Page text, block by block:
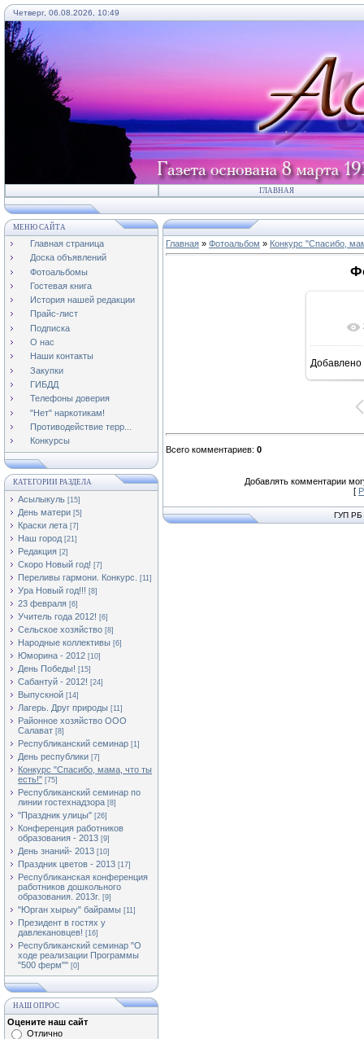
Четверг, 06.08.2026, 10:49
ГЛАВНАЯ
МЕНЮ САЙТА
Главная страница
Доска объявлений
Фотоальбомы
Гостевая книга
История нашей редакции
Прайс-лист
Подписка
О нас
Наши контакты
Закупки
ГИБДД
Телефоны доверия
"Нет" наркотикам!
Противодействие терр...
Конкурсы
КАТЕГОРИИ РАЗДЕЛА
Асылыкуль [15]
День матери [5]
Краски лета [7]
Наш город [21]
Редакция [2]
Скоро Новый год! [7]
Переливы гармони. Конкурс. [11]
Ура Новый год!!! [8]
23 февраля [6]
Учитель года 2012! [6]
Сельское хозяйство [8]
Народные коллективы [6]
Юморина - 2012 [10]
День Победы! [15]
Сабантуй - 2012! [24]
Выпускной [14]
Лагерь. Друг природы [11]
Районное хозяйство ООО
Салават [8]
Республиканский семинар [1]
День республики [7]
Конкурс "Спасибо, мама, что ты
есть!" [75]
Республиканский семинар по
линии гостехнадзора [8]
"Праздник улицы" [26]
Конференция работников
образования - 2013 [9]
День знаний- 2013 [10]
Праздник цветов - 2013 [17]
Республиканская конференция
работников дошкольного
образования. 2013г. [9]
"Юрган хырыу" байрамы [11]
Президент в гостях у
давлекановцев! [16]
Республиканский семинар "О
ходе реализации Программы
"500 ферм"" [0]
НАШ ОПРОС
Оцените наш сайт
Отлично
Главная » Фотоальбом » Конкурс "Спасибо,
Добавлено
Всего комментариев: 0
Добавлять комментарии
[
ГУП РБ